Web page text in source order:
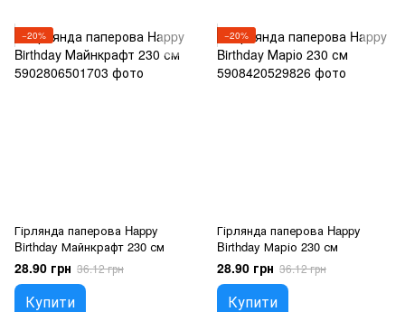
−20%
Гірлянда паперова Happy
Birthday Майнкрафт 230 см
28.90 грн 36.12 грн
Купити
−20%
Гірлянда паперова Happy
Birthday Маріо 230 см
28.90 грн 36.12 грн
Купити